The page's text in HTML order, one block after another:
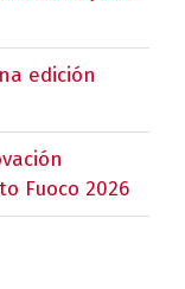
edición
Fuoco 2026